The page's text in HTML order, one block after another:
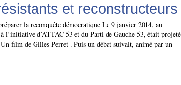
et reconstructeurs
la reconquête démocratique Le 9 janvier 2014, au
l’initiative d’ATTAC 53 et du Parti de Gauche 53, était projeté
film de Gilles Perret . Puis un débat suivait, animé par un